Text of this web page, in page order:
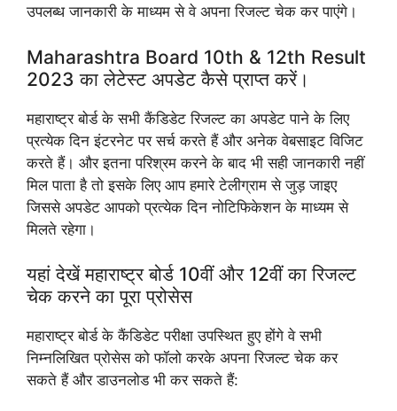
उपलब्ध जानकारी के माध्यम से वे अपना रिजल्ट चेक कर पाएंगे।
Maharashtra Board 10th & 12th Result
2023 का लेटेस्ट अपडेट कैसे प्राप्त करें।
महाराष्ट्र बोर्ड के सभी कैंडिडेट रिजल्ट का अपडेट पाने के लिए
प्रत्येक दिन इंटरनेट पर सर्च करते हैं और अनेक वेबसाइट विजिट
करते हैं। और इतना परिश्रम करने के बाद भी सही जानकारी नहीं
मिल पाता है तो इसके लिए आप हमारे टेलीग्राम से जुड़ जाइए
जिससे अपडेट आपको प्रत्येक दिन नोटिफिकेशन के माध्यम से
मिलते रहेगा।
यहां देखें महाराष्ट्र बोर्ड 10वीं और 12वीं का रिजल्ट
चेक करने का पूरा प्रोसेस
महाराष्ट्र बोर्ड के कैंडिडेट परीक्षा उपस्थित हुए होंगे वे सभी
निम्नलिखित प्रोसेस को फॉलो करके अपना रिजल्ट चेक कर
सकते हैं और डाउनलोड भी कर सकते हैं: